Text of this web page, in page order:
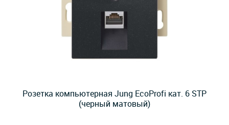
Розетка компьютерная Jung EcoProfi кат. 6 STP
(черный матовый)